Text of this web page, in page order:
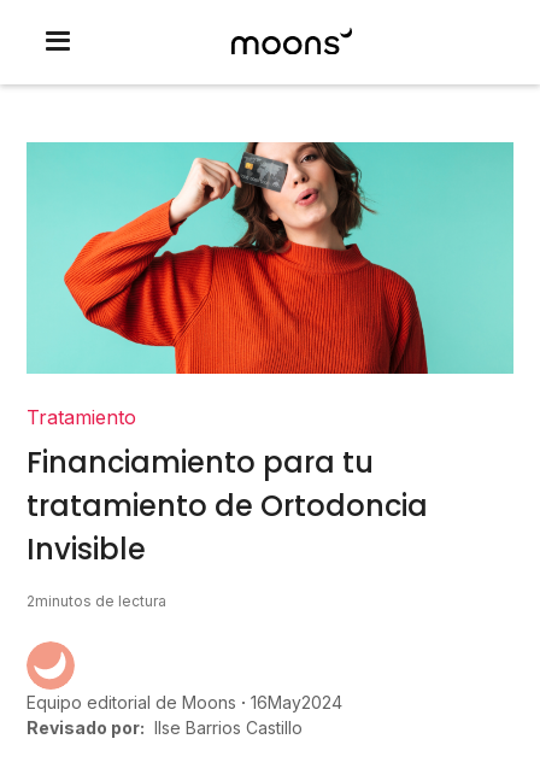
Tratamiento
Financiamiento para tu
tratamiento de Ortodoncia
Invisible
2minutos de lectura
Equipo editorial de Moons 16May2024
Revisado por: Ilse Barrios Castillo